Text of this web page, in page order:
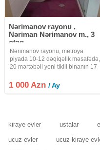
Nərimanov rayonu ,
Nəriman Nərimanov m., 3
otaq
Nərimanov rayonu, metroya
piyada 10-12 dəqiqəlik məsafədə,
20 mərtəbəli yeni tikili binanın 17-
olan qanuni 3 otaqlı mənzil kirayə
verilir. Mənzildə yaşayış üçün
1 000 Azn/ Ay
kiraye evler ustalar
ucuz evler ucuz kiraye